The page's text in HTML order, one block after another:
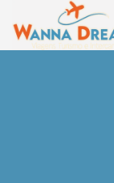
content